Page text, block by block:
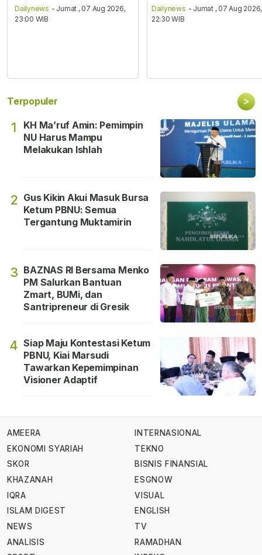
Dailynews - Jumat , 07 Aug 2026,
23:00 WIB
Dailynews - Jumat , 07 Aug 2026,
22:30 WIB
Terpopuler >
1
KH Ma’ruf Amin: Pemimpin
NU Harus Mampu
Melakukan Ishlah
2 Gus Kikin Akui Masuk Bursa
Ketum PBNU: Semua
Tergantung Muktamirin
3 BAZNAS RI Bersama Menko
PM Salurkan Bantuan
Zmart, BUMi, dan
Santripreneur di Gresik
4 Siap Maju Kontestasi Ketum
PBNU, Kiai Marsudi
Tawarkan Kepemimpinan
Visioner Adaptif
AMEERA
EKONOMI SYARIAH
SKOR
KHAZANAH
IQRA
ISLAM DIGEST
NEWS
ANALISIS
INTERNASIONAL
TEKNO
BISNIS FINANSIAL
ESGNOW
VISUAL
ENGLISH
TV
RAMADHAN